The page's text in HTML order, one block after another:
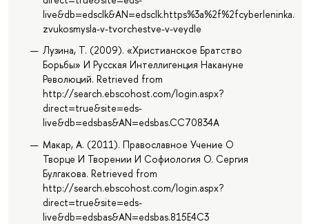
zvukosmysla-v-tvorchestve-v-veydle
Лузина, Т. (2009). «Христианское Братство
Борьбы» И Русская Интеллигенция Накануне
Революций. Retrieved from
http://search.ebscohost.com/login.aspx?
direct=true&site=eds-
live&db=edsbas&AN=edsbas.CC70834A
Макар, А. (2011). Православное Учение О
Творце И Творении И Софиология О. Сергия
Булгакова. Retrieved from
http://search.ebscohost.com/login.aspx?
direct=true&site=eds-
live&db=edsbas&AN=edsbas.815E4C3